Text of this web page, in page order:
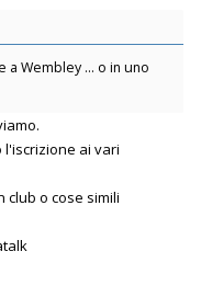
a Wembley … o in uno
l'iscrizione ai vari
o cose simili